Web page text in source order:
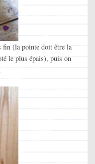
fin (la pointe doit être la
le plus épais), puis on